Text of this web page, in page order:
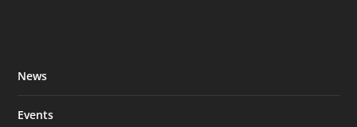
News
Events